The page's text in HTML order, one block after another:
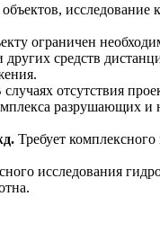
ограничен
средств
случаях отсутствия
разрушающих
Требует
исследования